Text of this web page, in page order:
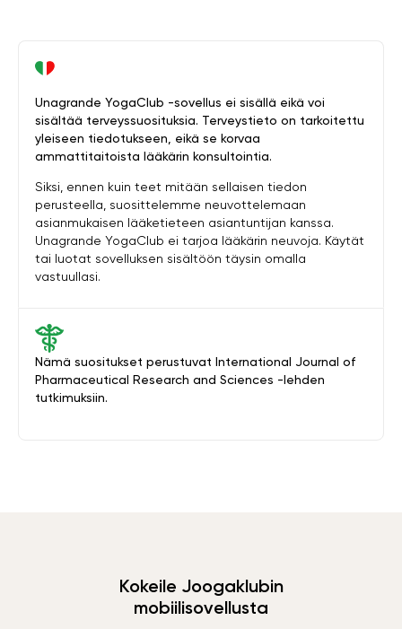
Nämä suositukset perustuvat International Journal of
Pharmaceutical Research and Sciences -lehden
tutkimuksiin.
Unagrande YogaClub -sovellus ei sisällä eikä voi
sisältää terveyssuosituksia. Terveystieto on tarkoitettu
yleiseen tiedotukseen, eikä se korvaa
ammattitaitoista lääkärin konsultointia.
Siksi, ennen kuin teet mitään sellaisen tiedon
perusteella, suosittelemme neuvottelemaan
asianmukaisen lääketieteen asiantuntijan kanssa.
Unagrande YogaClub ei tarjoa lääkärin neuvoja. Käytät
tai luotat sovelluksen sisältöön täysin omalla
vastuullasi.
Kokeile Joogaklubin
mobiilisovellusta